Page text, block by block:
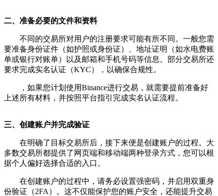
二、准备必要的文件和资料
不同的交易所对用户的注册要求可能有所不同。一般您需
要准备身份证件（如护照或身份证）、地址证明（如水电费账
单或银行对账单）以及邮箱和手机号码等信息。部分交易所还
要求完成实名认证（KYC），以确保合规性。
，如果您计划使用Binance进行交易，就需要提前准备好
上述所有材料，并按照平台指引完成实名认证流程。
三、创建账户并完成验证
在明确了目标交易所后，接下来便是创建账户的过程。大
多数交易所都提供了网页端和移动端两种登录方式，您可以根
据个人偏好选择合适的入口。
在创建账户的过程中，请务必设置强密码，并启用双重身
份验证（2FA）。这不仅能保护您的账户安全，还能提升交易